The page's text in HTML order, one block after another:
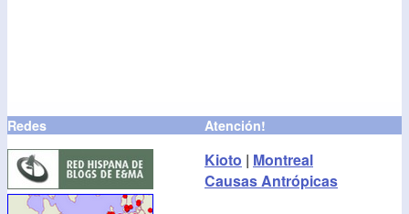
Redes Atención!
Kioto | Montreal
Causas Antrópicas